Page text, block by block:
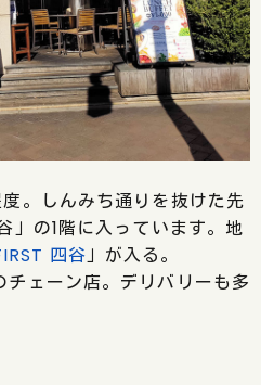
。しんみち通りを抜けた先
」の1階に入っています。地
四谷」が入る。
ェーン店。デリバリーも多